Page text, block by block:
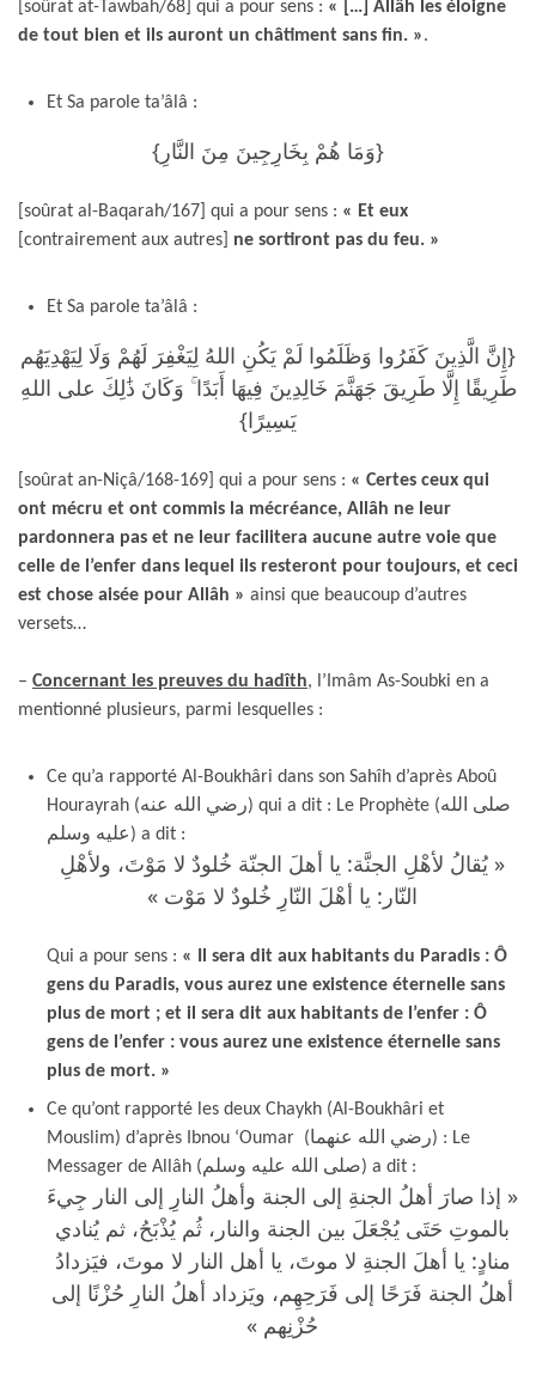
[soûrat at-Tawbah/68] qui a pour sens : « […] Allâh les éloigne
de tout bien et ils auront un châtiment sans fin. ».
Et Sa parole ta’âlâ :
{وَمَا هُمْ بِخَارِجِينَ مِنَ النَّارِ}
[soûrat al-Baqarah/167] qui a pour sens : « Et eux
[contrairement aux autres]
ne sortiront pas du feu. »
Et Sa parole ta’âlâ :
{إِنَّ الَّذِينَ كَفَرُوا وَظَلَمُوا لَمْ يَكُنِ اللهُ لِيَغْفِرَ لَهُمْ وَلَا لِيَهْدِيَهُم
طَرِيقًا إِلَّا طَرِيقَ جَهَنَّمَ خَالِدِينَ فِيهَا أَبَدًا ۚ وَكَانَ ذَٰلِكَ على اللهِ
يَسِيرًا}
[soûrat an-Niçâ/168-169] qui a pour sens : « Certes ceux qui
ont mécru et ont commis la mécréance, Allâh ne leur
pardonnera pas et ne leur facilitera aucune autre voie que
celle de l’enfer dans lequel ils resteront pour toujours, et ceci
est chose aisée pour Allâh » ainsi que beaucoup d’autres
versets…
– Concernant les preuves du hadîth, l’Imâm As-Soubki en a
mentionné plusieurs, parmi lesquelles :
Ce qu’a rapporté Al-Boukhâri dans son Sahîh d’après Aboû
Hourayrah (رضي الله عنه) qui a dit : Le Prophète (صلى الله
عليه وسلم) a dit :
« يُقالُ لأهْلِ الجنَّة: يا أهلَ الجنّة خُلودٌ لا مَوْتَ، ولأهْلِ
النّار: يا أهْلَ النّارِ خُلودٌ لا مَوْت »
Qui a pour sens : « Il sera dit aux habitants du Paradis : Ô
gens du Paradis, vous aurez une existence éternelle sans
plus de mort ; et il sera dit aux habitants de l’enfer : Ô
gens de l’enfer : vous aurez une existence éternelle sans
plus de mort. »
Ce qu’ont rapporté les deux Chaykh (Al-Boukhâri et
Mouslim) d’après Ibnou ‘Oumar (رضي الله عنهما) : Le
Messager de Allâh (صلى الله عليه وسلم) a dit :
« إذا صارَ أهلُ الجنةِ إلى الجنة وأهلُ النارِ إلى النار جِيءَ
بالموتِ حَتَى يُجْعَلَ بين الجنة والنار، ثُم يُذْبَحُ، ثم يُنادي
منادٍ: يا أهلَ الجنةِ لا موتَ، يا أهل النار لا موتَ، فيَزدادُ
أهلُ الجنة فَرَحًا إلى فَرَحِهِم، ويَزداد أهلُ النارِ حُزْنًا إلى
حُزْنِهم »